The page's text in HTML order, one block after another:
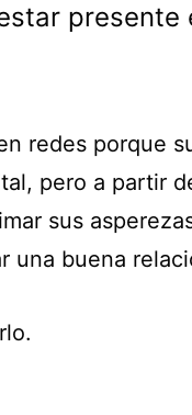
presente
redes porque
pero a partir
sus
una buena